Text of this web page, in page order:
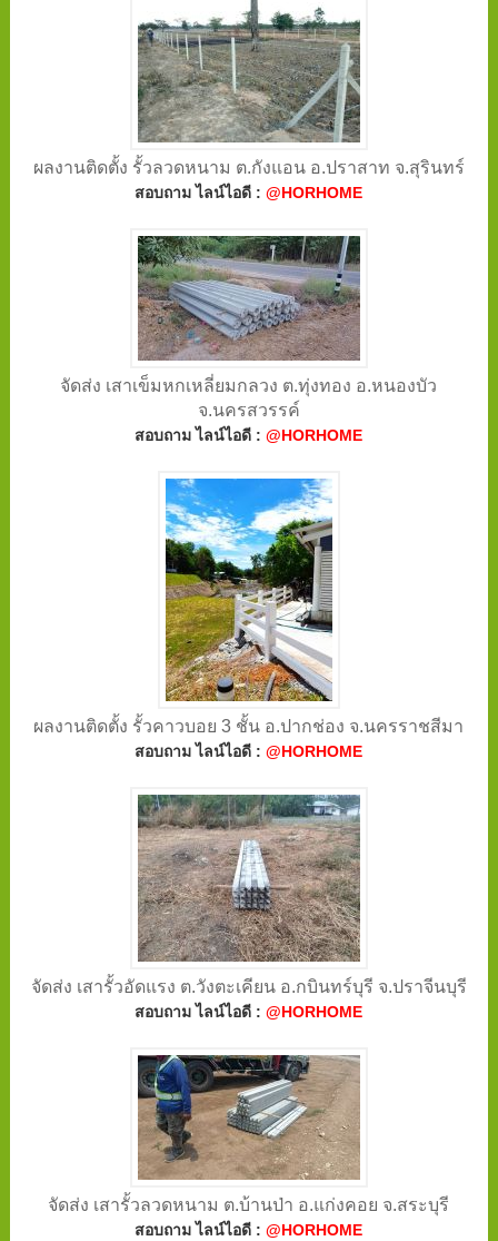
ผลงานติดตั้ง รั้วลวดหนาม ต.กังแอน อ.ปราสาท จ.สุรินทร์
สอบถาม ไลน์ไอดี :@HORHOME
จัดส่ง เสาเข็มหกเหลี่ยมกลวง ต.ทุ่งทอง อ.หนองบัว
จ.นครสวรรค์
สอบถาม ไลน์ไอดี :@HORHOME
ผลงานติดตั้ง รั้วคาวบอย 3 ชั้น อ.ปากช่อง จ.นครราชสีมา
สอบถาม ไลน์ไอดี :@HORHOME
จัดส่ง เสารั้วอัดแรง ต.วังตะเคียน อ.กบินทร์บุรี จ.ปราจีนบุรี
สอบถาม ไลน์ไอดี :@HORHOME
จัดส่ง เสารั้วลวดหนาม ต.บ้านป่า อ.แก่งคอย จ.สระบุรี
สอบถาม ไลน์ไอดี :@HORHOME